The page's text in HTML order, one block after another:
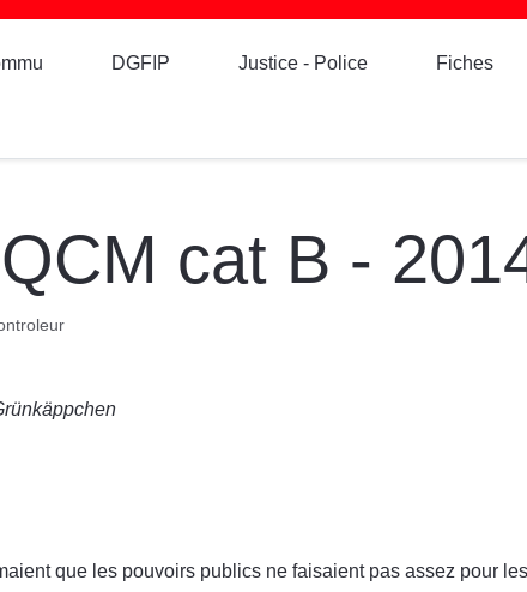
DGFIP Justice - Police Fiches
cat B -
que les pouvoirs publics ne faisaient pas assez pour